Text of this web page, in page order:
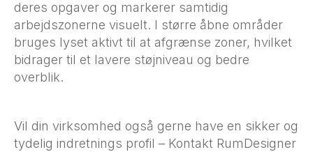
deres opgaver og markerer samtidig
arbejdszonerne visuelt. I større åbne områder
bruges lyset aktivt til at afgrænse zoner, hvilket
bidrager til et lavere støjniveau og bedre
overblik.
Vil din virksomhed også gerne have en sikker og
tydelig indretnings profil – Kontakt RumDesigner